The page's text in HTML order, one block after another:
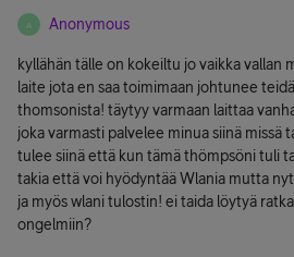
A Anonymous
kyllähän tälle on kokeiltu jo vaikka vallan
laite jota en saa toimimaan johtunee
thomsonista! täytyy varmaan laittaa
joka varmasti palvelee minua siinä missä
tulee siinä että kun tämä thömpsöni tuli
takia että voi hyödyntää Wlania mutta
ja myös wlani tulostin! ei taida löytyä
ongelmiin?